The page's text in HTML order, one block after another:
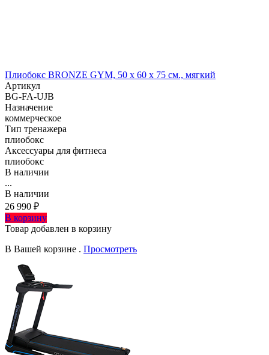
Плиобокс BRONZE GYM, 50 х 60 х 75 см., мягкий
Артикул
BG-FA-UJB
Назначение
коммерческое
Тип тренажера
плиобокс
Аксессуары для фитнеса
плиобокс
В наличии
...
В наличии
26 990 ₽
В корзину
Товар добавлен в корзину
В Вашей корзине . Просмотреть